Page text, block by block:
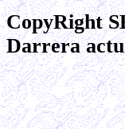
CopyRight
Darrera